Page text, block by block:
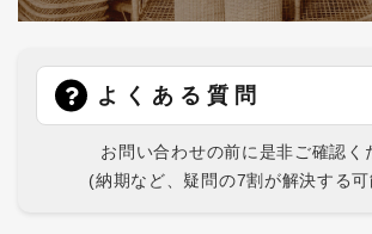
よくある質問
お問い合わせの前に是非ご確認く
(納期など、疑問の7割が解決する